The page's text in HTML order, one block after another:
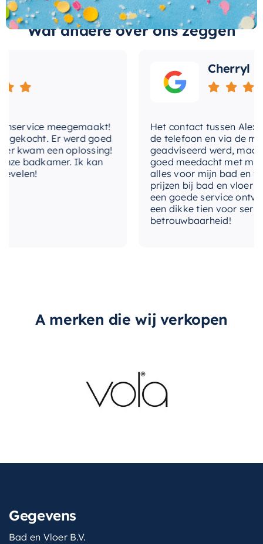
gemakkelijk om de perfecte plek te vinden, of u
nu een grote of kleine badkamer heeft. Met de
Hotbath &More Toiletborstelhouder
kiest u
Wat andere over ons zeggen
meegemaakt!
Er werd goed
een oplossing!
badkamer. Ik kan
Cherryl
Het contact tussen Alex
de telefoon en via de
geadviseerd werd, maar
goed meedacht met mij.
alles voor mijn bad en
prijzen bij bad en vloer
een goede service
een dikke tien voor
betrouwbaarheid!
A merken die wij verkopen
Gegevens
Bad en Vloer B.V.